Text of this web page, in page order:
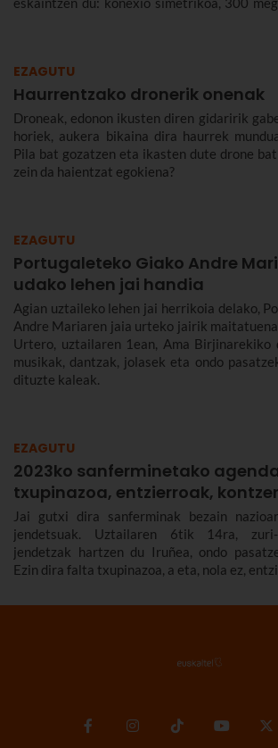
EZAGUTU
Haurrentzako dronerik onenak
Droneak, edonon ikusten diren gidaririk
horiek, aukera bikaina dira haurrek
Pila bat gozatzen eta ikasten dute drone
zein da haientzat egokiena?
EZAGUTU
Portugaleteko Giako Andre
udako lehen jai handia
Agian uztaileko lehen jai herrikoia delako,
Andre Mariaren jaia urteko jairik
Urtero, uztailaren 1ean, Ama Birjinarekiko
musikak, dantzak, jolasek eta ondo
dituzte kaleak.
EZAGUTU
2023ko sanferminetako
txupinazoa, entzierroak,
Jai gutxi dira sanferminak bezain
jendetsuak. Uztailaren 6tik 14ra,
jendetzak hartzen du Iruñea, ondo
Ezin dira falta txupinazoa, a eta, nola ez,